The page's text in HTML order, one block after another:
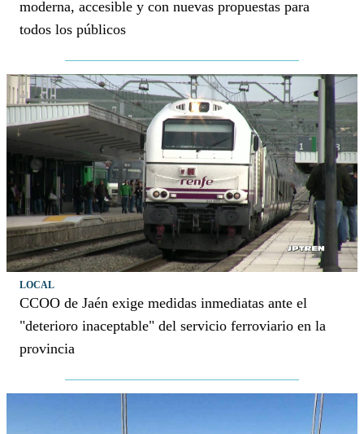
moderna, accesible y con nuevas propuestas para
todos los públicos
LOCAL
CCOO de Jaén exige medidas inmediatas ante el
"deterioro inaceptable" del servicio ferroviario en la
provincia